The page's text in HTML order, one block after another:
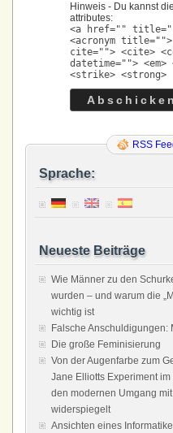
Hinweis - Du kannst
attributes:
<a href=""
<acronym title="">
cite=""> <cite>
datetime="">
<strike> <strong>
RSS
Sprache:
Neueste Beiträge
Wie Männer zu den
wurden – und warum die
wichtig ist
Falsche Anschuldigungen:
Die große Feminisierung
Von der Augenfarbe zum
Jane Elliotts Experiment
den modernen Umgang
widerspiegelt
Ansichten eines